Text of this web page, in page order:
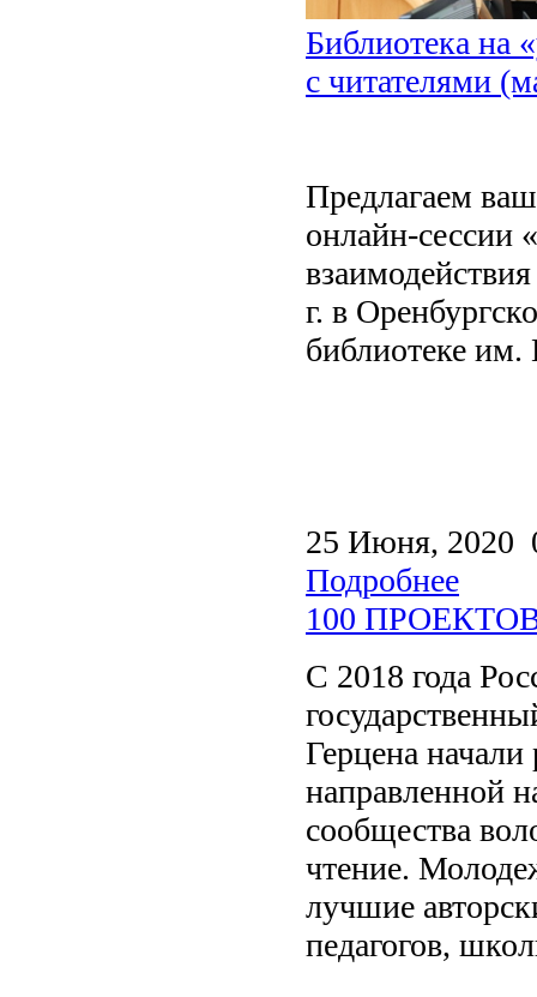
Библиотека на
с читателями
Предлагаем
онлайн-сессии
г. в
библиотеке
25 Июня, 2020
Подробнее
100
С 2018 года
Герцена
направленной
сообщества
чтение.
лучшие
педагогов,